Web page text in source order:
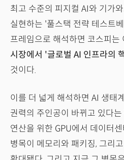
최고 수준의 피지컬 AI와 기가
실현하는 '풀스택 전략 테스트
프레임으로 해석하면 코스피는
시장에서 '글로벌 AI 인프라의
것이다.
이를 더 넓게 해석하면 AI 생태
권력의 주인공이 바뀌고 있다
연산을 위한 GPU에서 데이터
병목이 메모리와 패키징, 그리